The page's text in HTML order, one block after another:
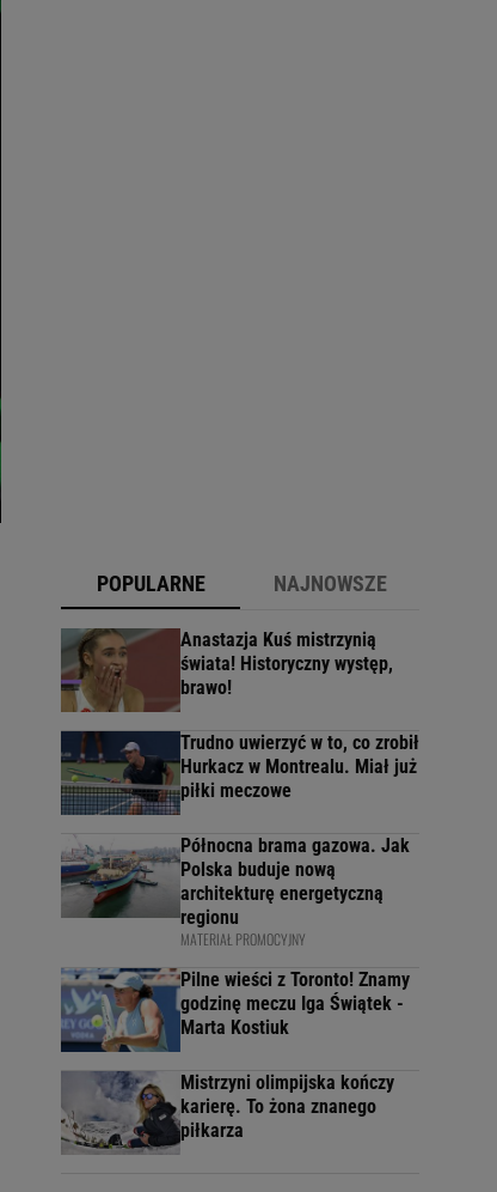
POPULARNE NAJNOWSZE
Anastazja Kuś mistrzynią
świata! Historyczny występ,
brawo!
Trudno uwierzyć w to, co zrobił
Hurkacz w Montrealu. Miał już
piłki meczowe
Północna brama gazowa. Jak
Polska buduje nową
architekturę energetyczną
regionu
MATERIAŁ PROMOCYJNY
Pilne wieści z Toronto! Znamy
godzinę meczu Iga Świątek -
Marta Kostiuk
Mistrzyni olimpijska kończy
karierę. To żona znanego
piłkarza